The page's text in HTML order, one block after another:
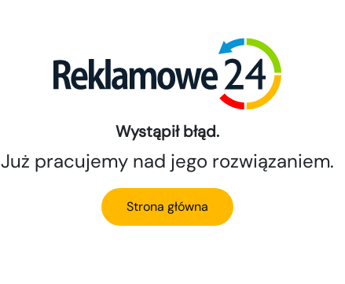
Wystąpił błąd.
Już pracujemy nad jego rozwiązaniem.
Strona główna